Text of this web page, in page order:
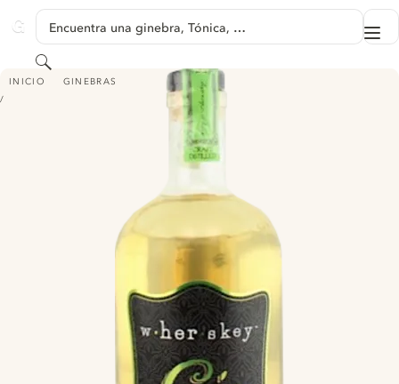
GINVENTORY
Encuentra una ginebra, Tónica, …
Buscar
INICIO GINEBRAS
WHERSKEY GIN